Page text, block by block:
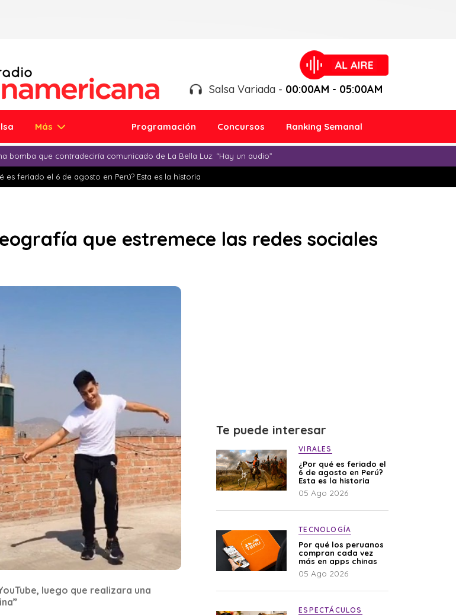
Salsa Variada - 00:00AM - 05:00AM
Más Programación Concursos Ranking Semanal
bomba que contradeciría comunicado de La Bella Luz: “Hay un audio”
es feriado el 6 de agosto en Perú? Esta es la historia
que estremece las redes sociales
luego que realizara una
Te puede interesar
VIRALES
¿Por qué es feriado el
6 de agosto en Perú?
Esta es la historia
05 Ago 2026
TECNOLOGÍA
Por qué los peruanos
compran cada vez
más en apps chinas
05 Ago 2026
ESPECTÁCULOS